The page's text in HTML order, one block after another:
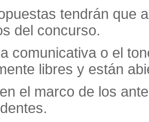
tendrán que
del concurso.
comunicativa o el
libres y están
el marco de los